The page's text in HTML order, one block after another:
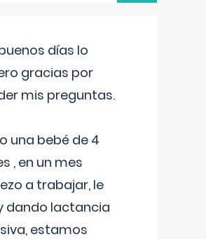
días lo
gracias por
mis preguntas.
una bebé de 4
, en un mes
a trabajar, le
dando lactancia
estamos